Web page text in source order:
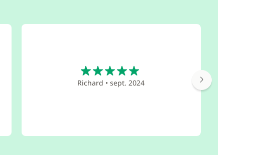
Richard •sept. 2024